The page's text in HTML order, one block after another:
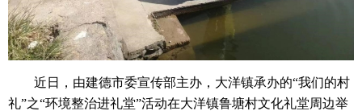
近日，由建德市委宣传部主办，大洋镇承办的“我们的村
礼”之“环境整治进礼堂”活动在大洋镇鲁塘村文化礼堂周边举